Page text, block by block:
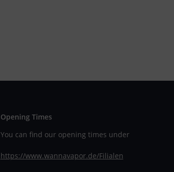
Opening Times
You can find our opening times under
https://www.wannavapor.de/Filialen